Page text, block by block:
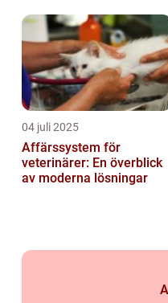
04 juli 2025
Affärssystem för
veterinärer: En överblick
av moderna lösningar